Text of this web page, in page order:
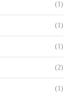
(1)
(1)
(1)
(2)
(1)